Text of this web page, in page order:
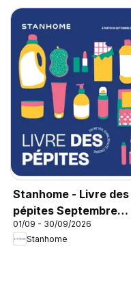
Stanhome - Livre des
pépites Septembre
2026
01/09 - 30/09/2026
Stanhome